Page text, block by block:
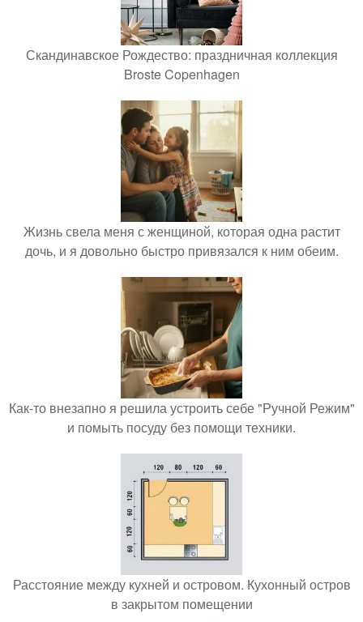
Скандинавское Рождество: праздничная коллекция
Broste Copenhagen
Жизнь свела меня с женщиной, которая одна растит
дочь, и я довольно быстро привязался к ним обеим.
Как-то внезапно я решила устроить себе "Ручной Режим"
и помыть посуду без помощи техники.
Расстояние между кухней и островом. Кухонный остров
в закрытом помещении